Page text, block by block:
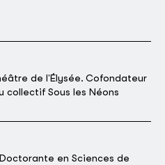
de l'Élysée. Cofondateur
collectif Sous les Néons
en Sciences de